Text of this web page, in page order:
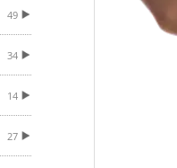
49
34
14
27